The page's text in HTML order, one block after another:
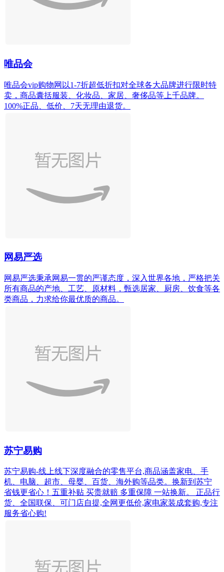
唯品会
唯品会vip购物网以1-7折超低折扣对全球各大品牌进行限时特
卖，商品囊括服装、化妆品、家居、奢侈品等上千品牌。
100%正品、低价、7天无理由退货。
网易严选
网易严选秉承网易一贯的严谨态度，深入世界各地，严格把关
所有商品的产地、工艺、原材料，甄选居家、厨房、饮食等各
类商品，力求给你最优质的商品。
苏宁易购
苏宁易购-线上线下深度融合的零售平台,商品涵盖家电、手
机、电脑、超市、母婴、百货、海外购等品类。换新到苏宁
省钱更省心！五重补贴 买贵就赔 多重保障 一站换新。 正品行
货、全国联保、可门店自提,全网更低价,家电家装成套购,专注
服务省心购!